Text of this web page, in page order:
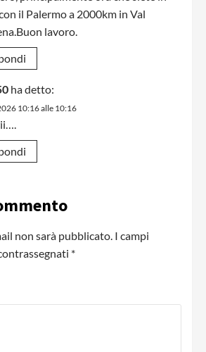
il Palermo a 2000km in Val
lavoro.
ha detto:
10:16 alle 10:16
non sarà pubblicato. I campi
*